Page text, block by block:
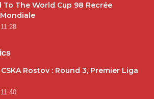
To The World Cup 98 Recrée
Mondiale
Rostov : Round 3, Premier Liga